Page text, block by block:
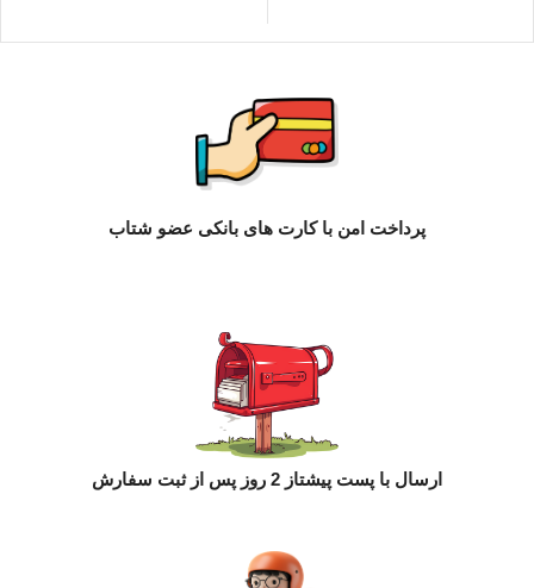
پرداخت امن با کارت های بانکی عضو شتاب
ارسال با پست پیشتاز 2 روز پس از ثبت سفارش